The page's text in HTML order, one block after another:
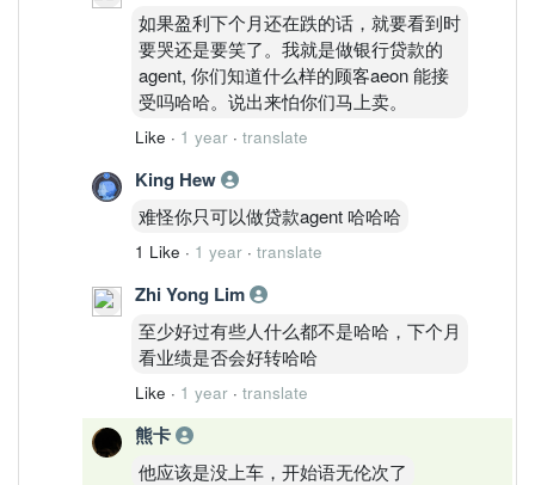
如果看NPL的话,Q3的2.42% vs Q2的
2.37%的确涨了一点点。
所以我觉得楼主说的没错，这家公司的烂
账的确是越来越多，所以我们才看到营业
股价走势这么弱。
如果盈利下个月还在跌的话，就要看到时
要哭还是要笑了。我就是做银行贷款的
agent, 你们知道什么样的顾客aeon 能接
受吗哈哈。说出来怕你们马上卖。
Like · 1 year · translate
King Hew
难怪你只可以做贷款agent 哈哈哈
1 Like · 1 year · translate
Zhi Yong Lim
至少好过有些人什么都不是哈哈，下个月
看业绩是否会好转哈哈
Like · 1 year · translate
熊卡
他应该是没上车，开始语无伦次了